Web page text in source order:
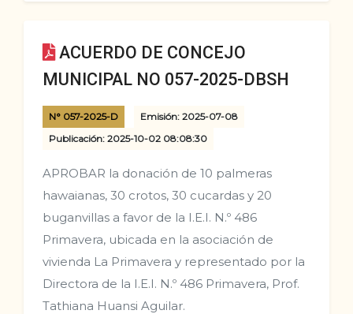
ACUERDO DE CONCEJO
MUNICIPAL NO 057-2025-DBSH
N° 057-2025-D
Emisión: 2025-07-08
Publicación: 2025-10-02 08:08:30
APROBAR la donación de 10 palmeras
hawaianas, 30 crotos, 30 cucardas y 20
buganvillas a favor de la I.E.I. N.º 486
Primavera, ubicada en la asociación de
vivienda La Primavera y representado por la
Directora de la I.E.I. N.º 486 Primavera, Prof.
Tathiana Huansi Aguilar.